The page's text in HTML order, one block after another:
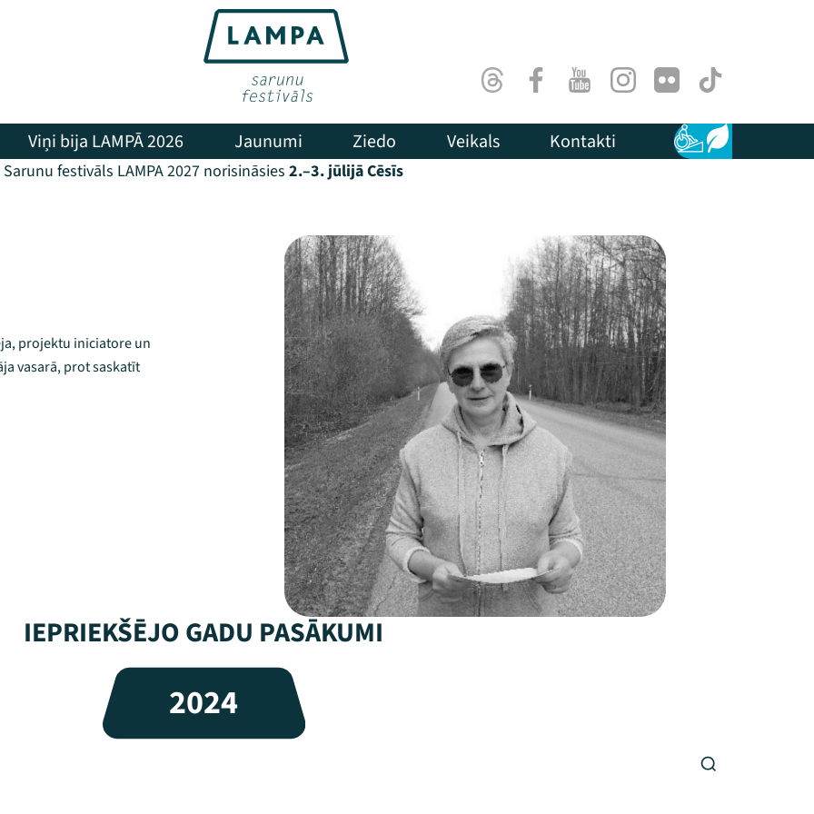
ThreadsFacebookYoutubeInstagram
Flick TikTok
Viņi bija LAMPĀ 2026 Jaunumi Ziedo Veikals Kontakti Pieejamība
Ilgtspēja
Sarunu festivāls LAMPA 2027 norisināsies 2.–3. jūlijā Cēsīs
projektu iniciatore un
vasarā, prot saskatīt
IEPRIEKŠĒJO GADU PASĀKUMI
2024